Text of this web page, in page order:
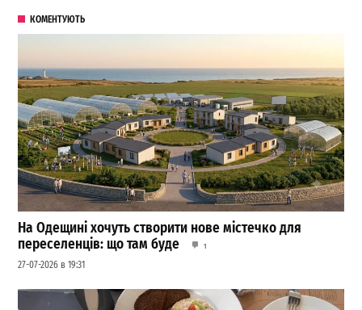
КОМЕНТУЮТЬ
На Одещині хочуть створити нове містечко для
переселенців: що там буде
1
27-07-2026 в 19:31